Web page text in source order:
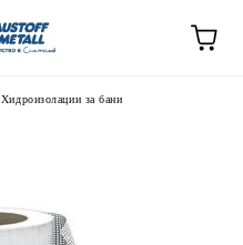
Хидроизолации за бани